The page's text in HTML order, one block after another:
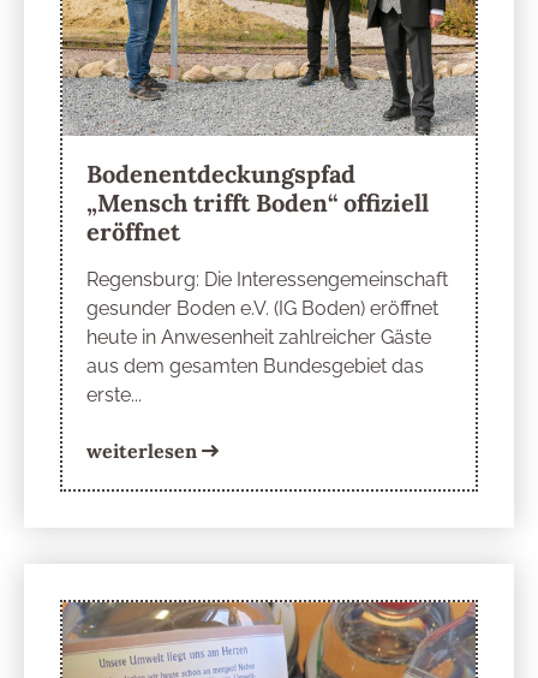
Bodenentdeckungspfad
„Mensch trifft Boden“ offiziell
eröffnet
Regensburg: Die Interessengemeinschaft
gesunder Boden e.V. (IG Boden) eröffnet
heute in Anwesenheit zahlreicher Gäste
aus dem gesamten Bundesgebiet das
erste...
weiterlesen